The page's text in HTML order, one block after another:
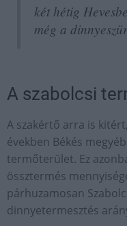
két hétig
még a
A szabolcsi
A szakértő arra is
években Békés
termőterület. Ez
össztermés
párhuzamosan
dinnyetermesztés